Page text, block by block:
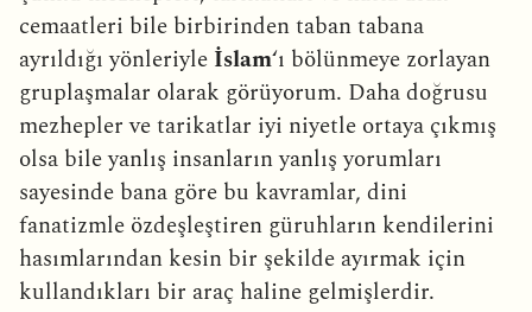
cemaatleri bile birbirinden taban tabana
ayrıldığı yönleriyle İslam‘ı bölünmeye zorlayan
gruplaşmalar olarak görüyorum. Daha doğrusu
mezhepler ve tarikatlar iyi niyetle ortaya çıkmış
olsa bile yanlış insanların yanlış yorumları
sayesinde bana göre bu kavramlar, dini
fanatizmle özdeşleştiren güruhların kendilerini
hasımlarından kesin bir şekilde ayırmak için
kullandıkları bir araç haline gelmişlerdir.